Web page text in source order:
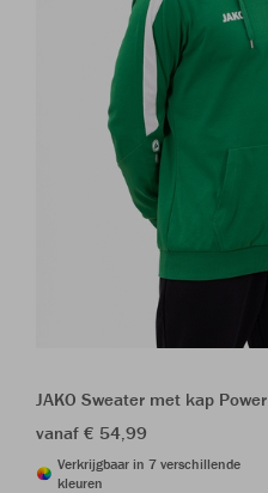
JAKO Sweater met kap Power
vanaf € 54,99
Verkrijgbaar in 7 verschillende
kleuren